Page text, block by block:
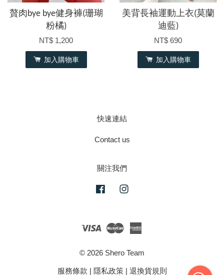
贅肉bye bye健身褲(珊瑚
粉橘)
NT$ 1,200
加入購物車
美背長袖運動上衣(莫蘭
迪藍)
NT$ 690
加入購物車
快速連結
Contact us
關注我們
Facebook
Visa Master
© 2026 Shero Team
服務條款 | 隱私政策| 退換貨規則